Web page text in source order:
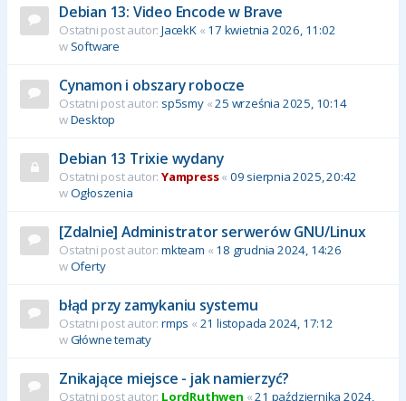
Debian 13: Video Encode w Brave
Ostatni post autor: JacekK« 17 kwietnia 2026, 11:02
w Software
Cynamon i obszary robocze
Ostatni post autor: sp5smy«25 września 2025, 10:14
wDesktop
Debian 13 Trixie wydany
Ostatni post autor: Yampress« 09 sierpnia 2025, 20:42
wOgłoszenia
[Zdalnie] Administrator serwerów GNU/Linux
Ostatni post autor: mkteam « 18 grudnia 2024, 14:26
wOferty
błąd przy zamykaniu systemu
Ostatni post autor: rmps « 21 listopada 2024, 17:12
wGłówne tematy
Znikające miejsce - jak namierzyć?
Ostatni post autor: LordRuthwen «21 października 2024,